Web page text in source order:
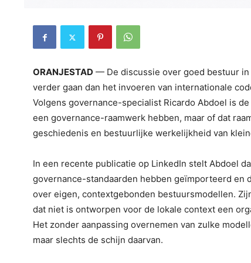
ORANJESTAD — De discussie over goed bestuur
verder gaan dan het invoeren van internationale
Volgens governance-specialist Ricardo Abdoel is
een governance-raamwerk hebben, maar of dat
geschiedenis en bestuurlijke werkelijkheid van
In een recente publicatie op LinkedIn stelt Abdoel
governance-standaarden hebben geïmporteerd en
over eigen, contextgebonden bestuursmodellen.
dat niet is ontworpen voor de lokale context een
Het zonder aanpassing overnemen van zulke
maar slechts de schijn daarvan.